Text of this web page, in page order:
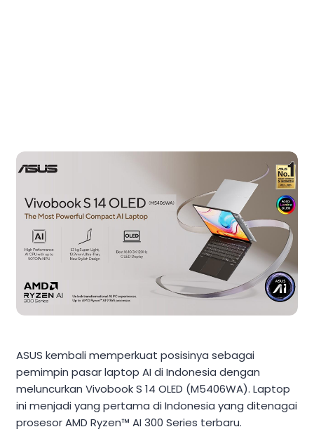
ASUS kembali memperkuat posisinya sebagai
pemimpin pasar laptop AI di Indonesia dengan
meluncurkan Vivobook S 14 OLED (M5406WA). Laptop
ini menjadi yang pertama di Indonesia yang ditenagai
prosesor AMD Ryzen™ AI 300 Series terbaru.